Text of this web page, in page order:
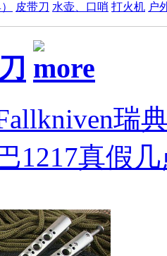
皮带刀 水壶、口哨 打火机 户
瑞
1217真假